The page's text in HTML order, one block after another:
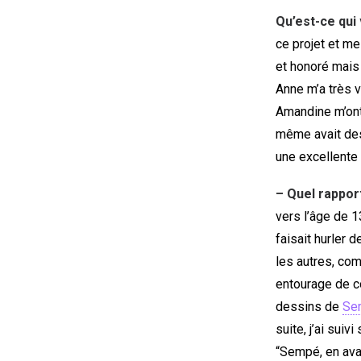
Qu’est-ce
ce projet et
et honoré
Anne m’a
Amandine
même avait
une
– Quel
vers l’âge de
faisait hurler
les autres,
entourage de
dessins de
suite, j’ai
“Sempé, en